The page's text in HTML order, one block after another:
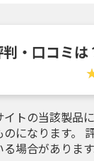
・口コミは
トの当該製品
になります。
場合があります